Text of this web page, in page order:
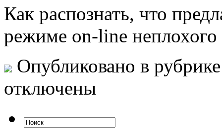
Как распознать, что
режиме on-line
Опубликовано в
отключены